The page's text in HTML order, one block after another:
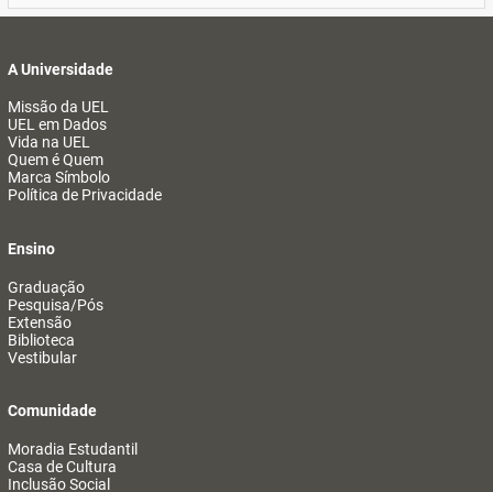
A Universidade
Missão da UEL
UEL em Dados
Vida na UEL
Quem é Quem
Marca Símbolo
Política de Privacidade
Ensino
Graduação
Pesquisa/Pós
Extensão
Biblioteca
Vestibular
Comunidade
Moradia Estudantil
Casa de Cultura
Inclusão Social